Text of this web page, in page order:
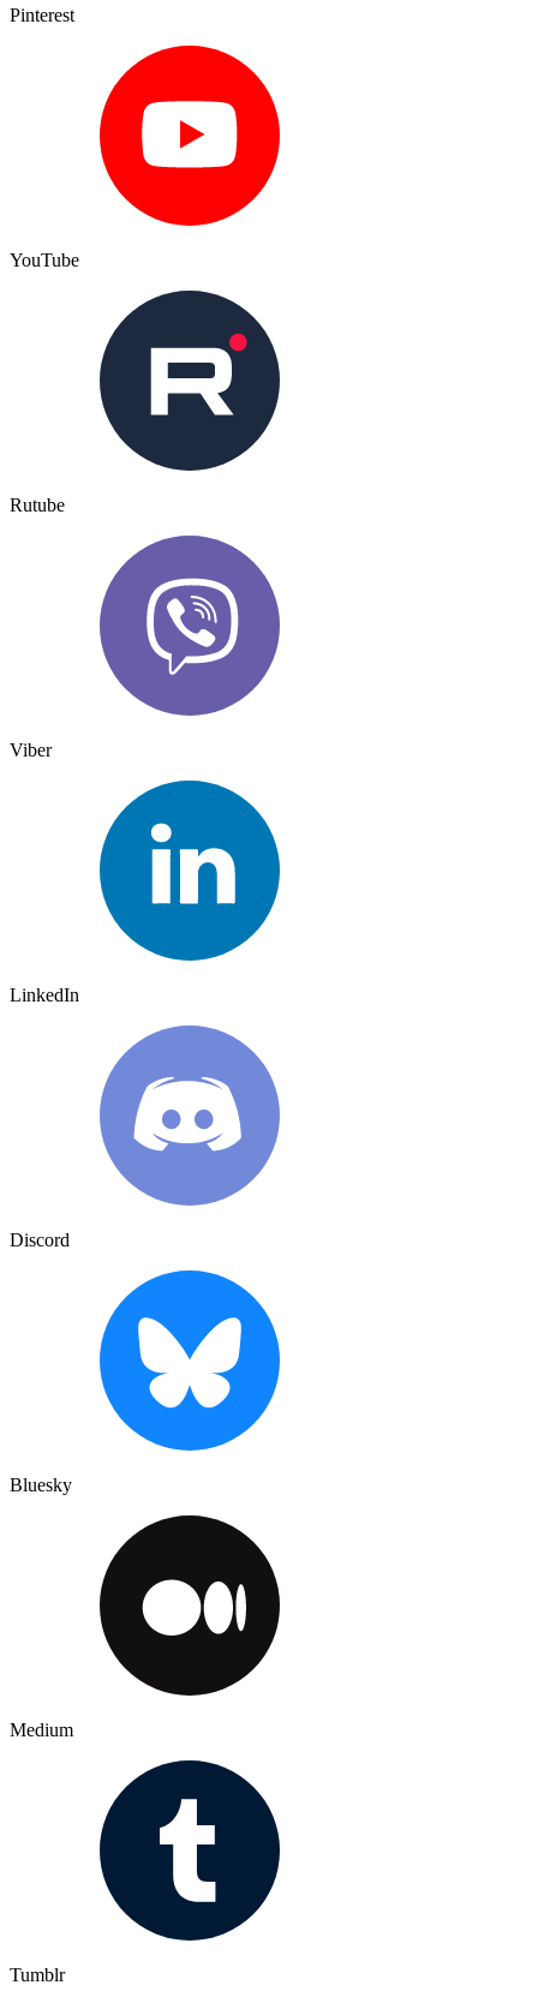
Pinterest
YouTube
Rutube
Viber
LinkedIn
Discord
Bluesky
Medium
Tumblr